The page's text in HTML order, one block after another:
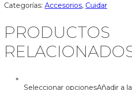
Categorías: Accesorios, Cuidar
PRODUCTOS
Seleccionar opcionesAñadir a